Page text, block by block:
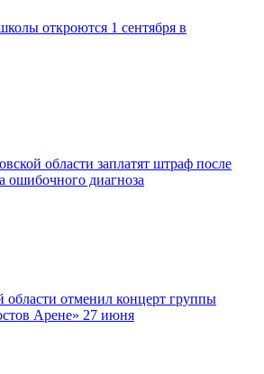
откроются 1 сентября в
области заплатят штраф после
ошибочного диагноза
области отменил концерт группы
Арене» 27 июня